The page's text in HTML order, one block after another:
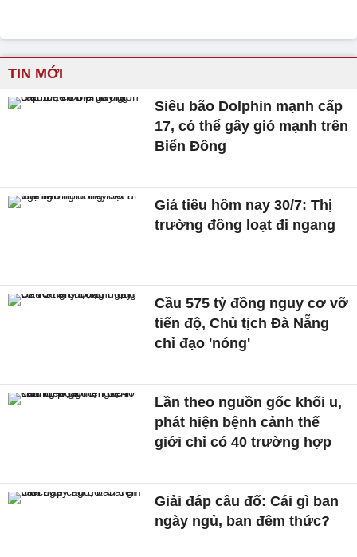
TIN MỚI
Siêu bão Dolphin mạnh cấp
17, có thể gây gió mạnh trên
Biển Đông
Giá tiêu hôm nay 30/7: Thị
trường đồng loạt đi ngang
Cầu 575 tỷ đồng nguy cơ vỡ
tiến độ, Chủ tịch Đà Nẵng
chỉ đạo 'nóng'
Lần theo nguồn gốc khối u,
phát hiện bệnh cảnh thế
giới chỉ có 40 trường hợp
Giải đáp câu đố: Cái gì ban
ngày ngủ, ban đêm thức?